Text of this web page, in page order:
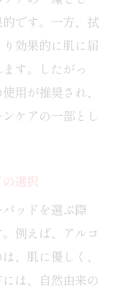
です。一方、拭
効果的に肌に届
す。したがっ
用が推奨され、
ケアの一部とし
選択
ッドを選ぶ際
例えば、アルコ
、肌に優しく、
は、自然由来の